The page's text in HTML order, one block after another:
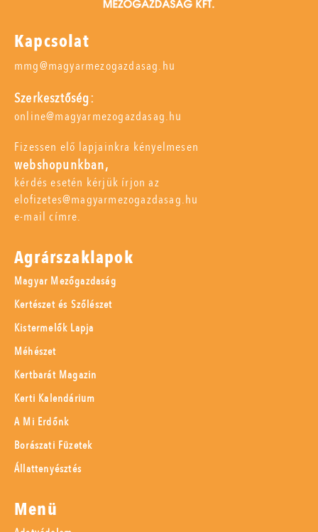
Kapcsolat
mmg@magyarmezogazdasag.hu
Szerkesztőség:
online@magyarmezogazdasag.hu
Fizessen elő lapjainkra kényelmesen
webshopunkban,
kérdés esetén kérjük írjon az
elofizetes@magyarmezogazdasag.hu
e-mail címre.
Agrárszaklapok
Magyar Mezőgazdaság
Kertészet és Szőlészet
Kistermelők Lapja
Méhészet
Kertbarát Magazin
Kerti Kalendárium
A Mi Erdőnk
Borászati Füzetek
Állattenyésztés
Menü